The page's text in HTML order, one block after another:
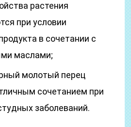
растения
при условии
в сочетании с
маслами;
молотый перец
сочетанием при
заболеваний.